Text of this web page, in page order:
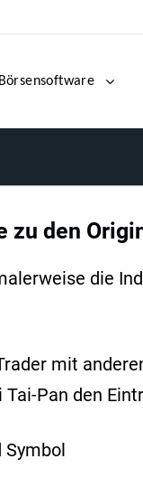
Börsensoftware
den
die
mit
Pan den